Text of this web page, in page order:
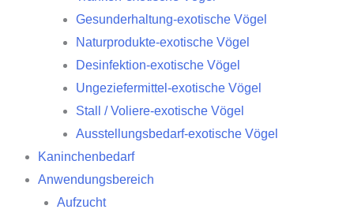
Gesunderhaltung-exotische Vögel
Naturprodukte-exotische Vögel
Desinfektion-exotische Vögel
Ungeziefermittel-exotische Vögel
Stall / Voliere-exotische Vögel
Ausstellungsbedarf-exotische Vögel
Kaninchenbedarf
Anwendungsbereich
Aufzucht